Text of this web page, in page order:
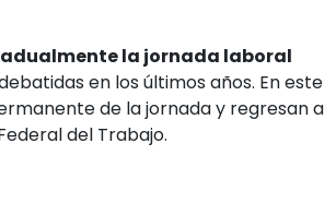
la jornada laboral
en los últimos años. En este
de la jornada y regresan a
del Trabajo.